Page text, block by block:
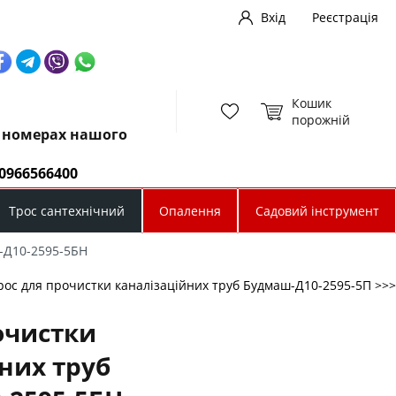
Вхід
Реєстрація
номерах нашого
Кошик
порожній
Трос сантехнічний Опалення Садовий інструмент
Д10-2595-5БН
для прочистки каналізаційних труб Будмаш-Д10-2595-5П >>>
труб